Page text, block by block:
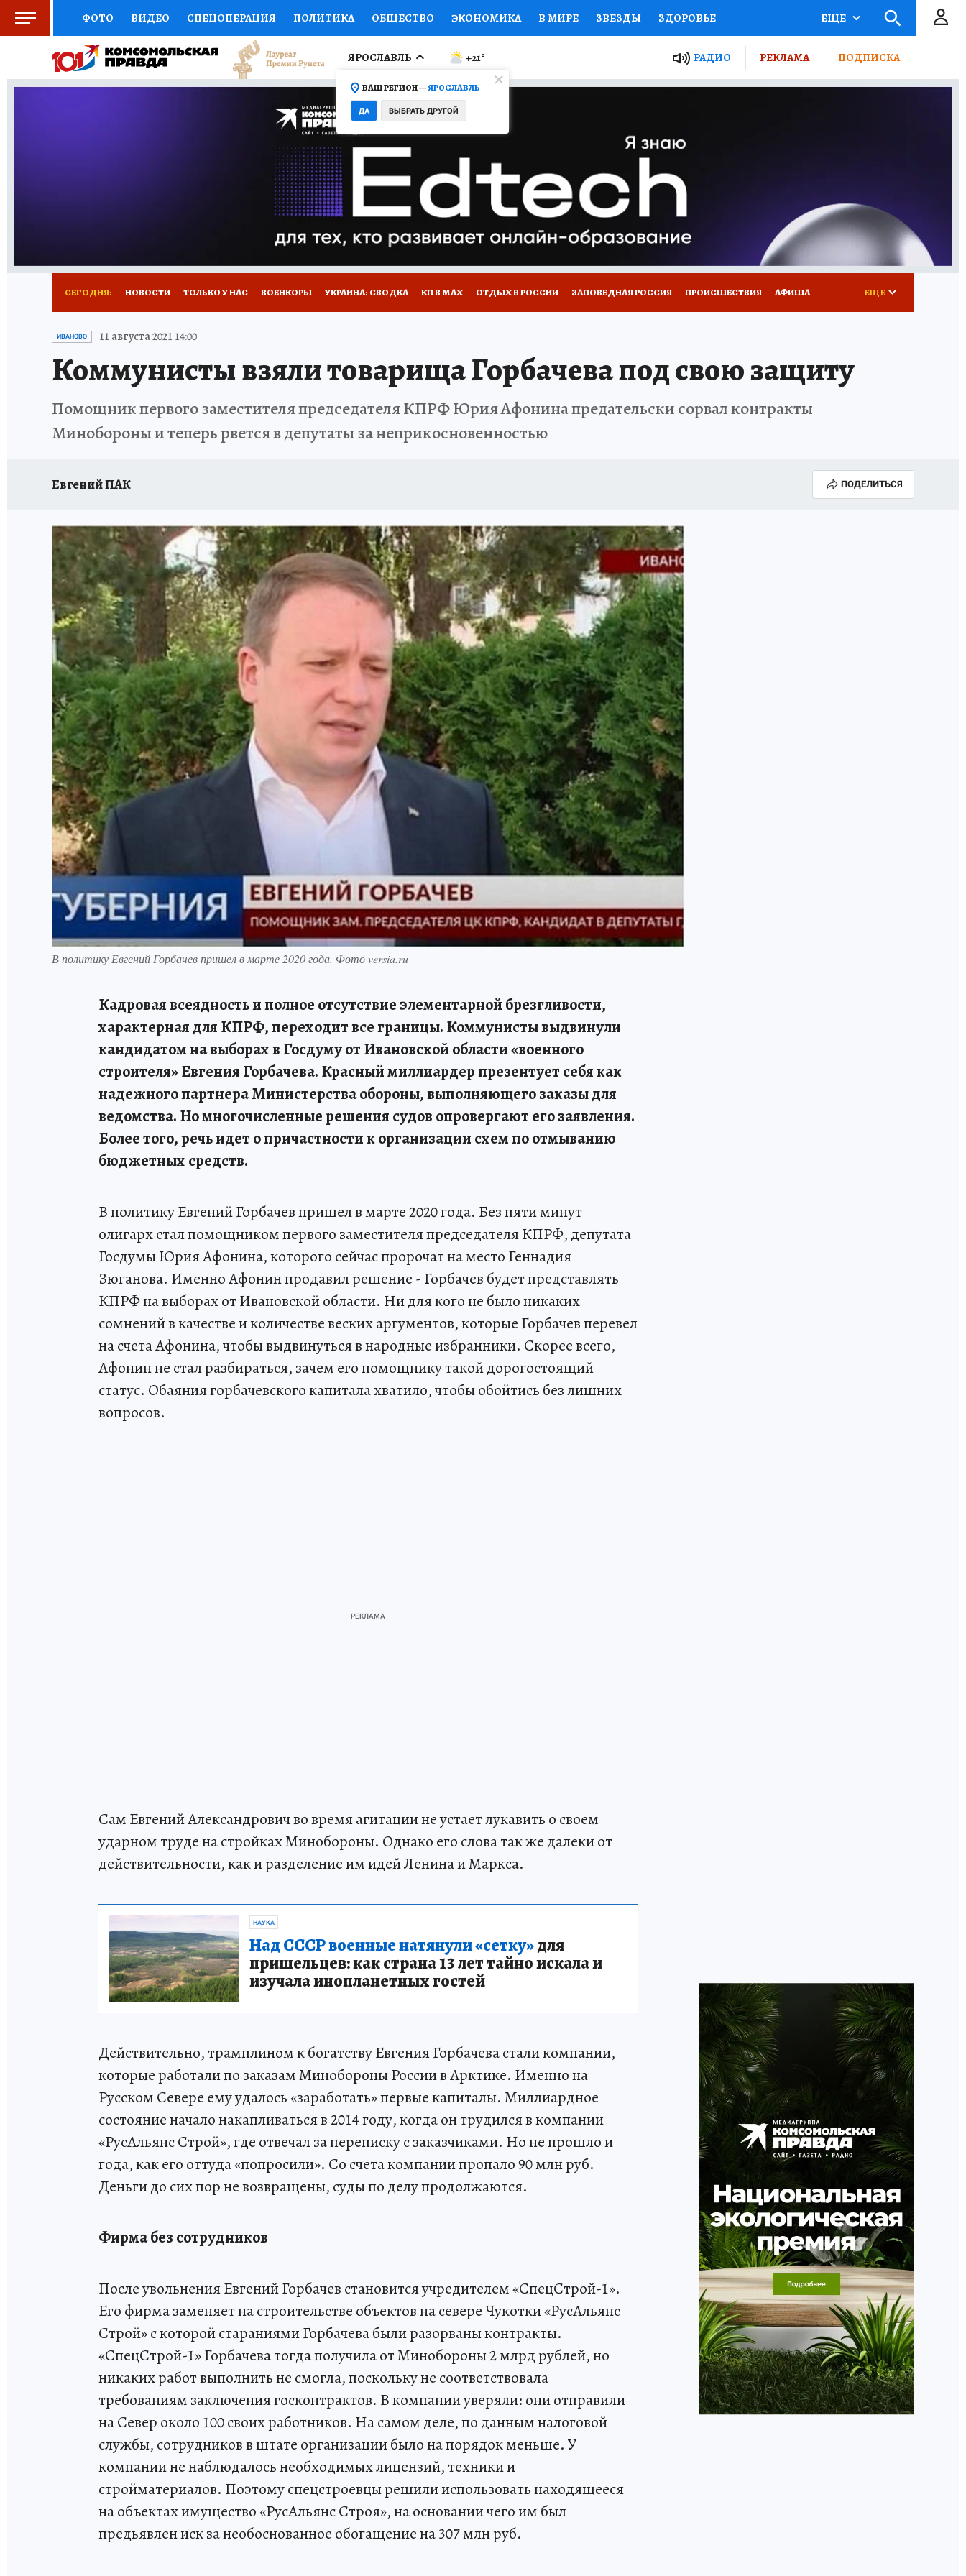
ФОТО ВИДЕО СПЕЦОПЕРАЦИЯ ПОЛИТИКА ОБЩЕСТВО ЭКОНОМИКА В МИРЕ ЗВЕЗДЫ ЗДОРОВЬЕ
СОЦПОДДЕРЖКА НАУКА СПОРТ КОЛУМНИСТЫ ПРОИСШЕСТВИЯ НАЦИОНАЛЬНЫЕ ПРОЕКТЫ РОССИИ
ВЫБОР ЭКСПЕРТОВ ДОКТОР ФИНАНСЫ ОТКРЫВАЕМ МИР Я ЗНАЮ СЕМЬЯ ЖЕНСКИЕ СЕКРЕТЫ ПУТЕВОДИТЕЛЬ
ПРОГНОЗЫ НА СПОРТ ПРОМОКОДЫ СЕРИАЛЫ
ТЕЛЕВИЗОР КОЛЛЕКЦИИ КОНКУРСЫ ГИД ПОТРЕБИТЕЛЯ
НОВОЕ НА САЙТЕ ОБЪЯВЛЕНИЯ
ЕЩЕ
ЯРОСЛАВЛЬ
ВАШ РЕГИОН —ЯРОСЛАВЛЬ
ДА ВЫБРАТЬ ДРУГОЙ
+21° РАДИО РЕКЛАМА ПОДПИСКА
СЕГОДНЯ: НОВОСТИ ТОЛЬКО У НАС ВОЕНКОРЫ УКРАИНА: СВОДКА КП В МАХ ОТДЫХ В РОССИИ ЗАПОВЕДНАЯ РОССИЯ ПРОИСШЕСТВИЯ АФИША
ГЕРОИ ЯРОСЛАВИИ
ЕЩЕ
ИВАНОВО 11 августа 2021 14:00
Коммунисты взяли товарища Горбачева под свою защиту
Помощник первого заместителя председателя КПРФ Юрия Афонина предательски сорвал контракты
Минобороны и теперь рвется в депутаты за неприкосновенностью
Евгений ПАК ПОДЕЛИТЬСЯ
В политику Евгений Горбачев пришел в марте 2020 года. Фото versia.ru
Кадровая всеядность и полное отсутствие элементарной брезгливости,
характерная для КПРФ, переходит все границы. Коммунисты выдвинули
кандидатом на выборах в Госдуму от Ивановской области «военного
строителя» Евгения Горбачева. Красный миллиардер презентует себя как
надежного партнера Министерства обороны, выполняющего заказы для
ведомства. Но многочисленные решения судов опровергают его заявления.
Более того, речь идет о причастности к организации схем по отмыванию
бюджетных средств.
В политику Евгений Горбачев пришел в марте 2020 года. Без пяти минут
олигарх стал помощником первого заместителя председателя КПРФ, депутата
Госдумы Юрия Афонина, которого сейчас пророчат на место Геннадия
Зюганова. Именно Афонин продавил решение - Горбачев будет представлять
КПРФ на выборах от Ивановской области. Ни для кого не было никаких
сомнений в качестве и количестве веских аргументов, которые Горбачев перевел
на счета Афонина, чтобы выдвинуться в народные избранники. Скорее всего,
Афонин не стал разбираться, зачем его помощнику такой дорогостоящий
статус. Обаяния горбачевского капитала хватило, чтобы обойтись без лишних
вопросов.
Сам Евгений Александрович во время агитации не устает лукавить о своем
ударном труде на стройках Минобороны. Однако его слова так же далеки от
действительности, как и разделение им идей Ленина и Маркса.
НАУКА
Над СССР военные натянули «сетку»для
пришельцев: как страна 13 лет тайно искала и
изучала инопланетных гостей
Действительно, трамплином к богатству Евгения Горбачева стали компании,
которые работали по заказам Минобороны России в Арктике. Именно на
Русском Севере ему удалось «заработать» первые капиталы. Миллиардное
состояние начало накапливаться в 2014 году, когда он трудился в компании
«РусАльянс Строй», где отвечал за переписку с заказчиками. Но не прошло и
года, как его оттуда «попросили». Со счета компании пропало 90 млн руб.
Деньги до сих пор не возвращены, суды по делу продолжаются.
Фирма без сотрудников
После увольнения Евгений Горбачев становится учредителем «СпецСтрой-1».
Его фирма заменяет на строительстве объектов на севере Чукотки «РусАльянс
Строй» с которой стараниями Горбачева были разорваны контракты.
«СпецСтрой-1» Горбачева тогда получила от Минобороны 2 млрд рублей, но
никаких работ выполнить не смогла, поскольку не соответствовала
требованиям заключения госконтрактов. В компании уверяли: они отправили
на Север около 100 своих работников. На самом деле, по данным налоговой
службы, сотрудников в штате организации было на порядок меньше. У
компании не наблюдалось необходимых лицензий, техники и
стройматериалов. Поэтому спецстроевцы решили использовать находящееся
на объектах имущество «РусАльянс Строя», на основании чего им был
предьявлен иск за необоснованное обогащение на 307 млн руб.